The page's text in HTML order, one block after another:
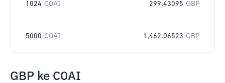
1024 COAI 299.43095 GBP
5000 COAI 1,462.06523 GBP
GBP ke COAI